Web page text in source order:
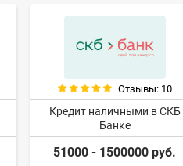
Отзывы: 10
Кредит наличными в СКБ
Банке
51000 - 1500000 руб.